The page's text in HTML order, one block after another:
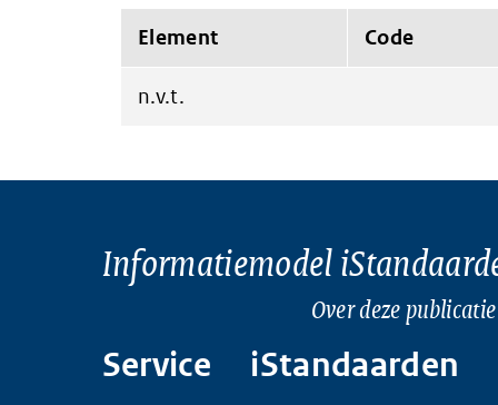
Element Code
n.v.t.
Informatiemodel
Over deze publicatie
Service iStandaarden